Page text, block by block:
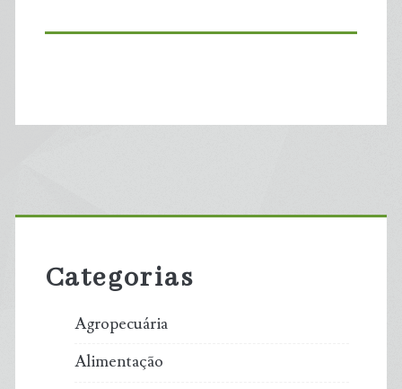
Primary
Sidebar
Categorias
Agropecuária
Alimentação